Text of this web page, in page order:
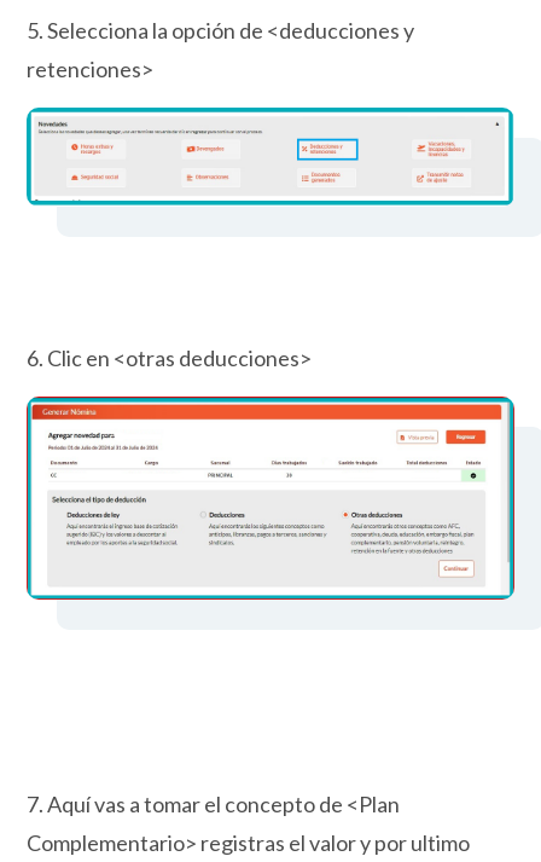
5. Selecciona la opción de <deducciones y
retenciones>
6. Clic en <otras deducciones>
7. Aquí vas a tomar el concepto de <Plan
Complementario> registras el valor y por ultimo